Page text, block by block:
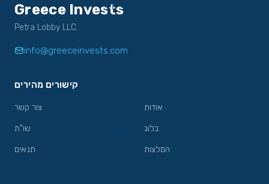
צור קשר
Greece Invests
Petra Lobby LLC
info@greeceinvests.com
קישורים מהירים
אודות
בלוג
המלצות
צור קשר
שו"ת
תנאים